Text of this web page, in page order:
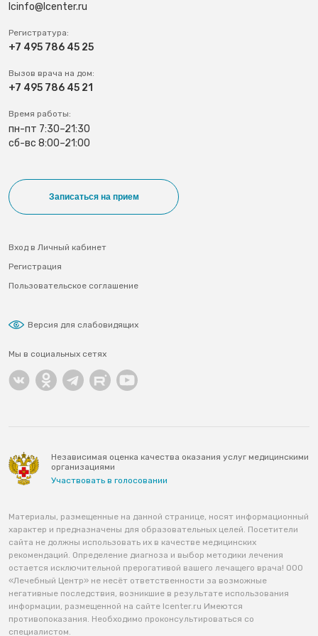
lcinfo@lcenter.ru
Регистратура:
+7 495 786 45 25
Вызов врача на дом:
+7 495 786 45 21
Время работы:
пн-пт 7:30–21:30
сб-вс 8:00–21:00
Записаться на прием
Вход в Личный кабинет
Регистрация
Пользовательское соглашение
Версия для слабовидящих
Мы в социальных сетях
Материалы, размещенные на данной странице, носят информационный
характер и предназначены для образовательных целей. Посетители
сайта не должны использовать их в качестве медицинских
рекомендаций. Определение диагноза и выбор методики лечения
остается исключительной прерогативой вашего лечащего врача! ООО
«Лечебный Центр» не несёт ответственности за возможные
негативные последствия, возникшие в результате использования
информации, размещенной на сайте lcenter.ru Имеются
противопоказания. Необходимо проконсультироваться со
специалистом.
Независимая оценка качества оказания услуг медицинскими
организациями
Участвовать в голосовании